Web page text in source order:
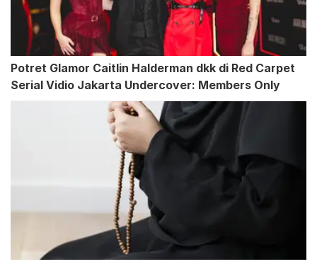
Potret Glamor Caitlin Halderman dkk di Red Carpet
Serial Vidio Jakarta Undercover: Members Only